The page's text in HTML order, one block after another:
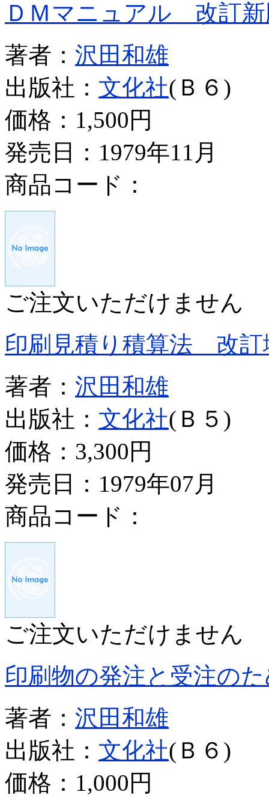
ＤＭマニュアル 改訂
著者： 沢田和雄
出版社： 文化社(Ｂ６)
価格： 1,500円
発売日：1979年11月
商品コード：
ご注文いただけません
印刷見積り積算法 改訂
著者： 沢田和雄
出版社： 文化社(Ｂ５)
価格： 3,300円
発売日：1979年07月
商品コード：
ご注文いただけません
印刷物の発注と受注の
著者： 沢田和雄
出版社： 文化社(Ｂ６)
価格： 1,000円